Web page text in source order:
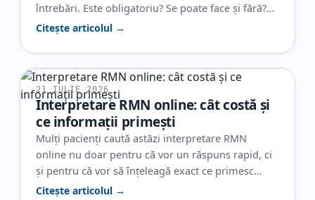
întrebări. Este obligatoriu? Se poate face și fără?
Ajută cu adevărat la diagnostic? Și, poate cel mai
caz și nu în altul? În realitate, contrastul nu este
folosit automat la orice CT. El…
Citește articolul →
21 IULIE 2026
Interpretare RMN online: cât costă și
ce informații primești
Mulți pacienți caută astăzi interpretare RMN
online nu doar pentru că vor un răspuns rapid, ci
și pentru că vor să înțeleagă exact ce primesc
pentru banii plătiți. Când ai deja o investigație, dar
Citește articolul →